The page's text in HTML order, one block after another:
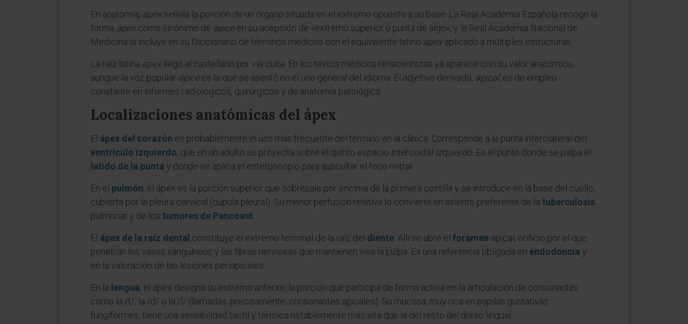
En anatomía, ápexseñala la porción de un órgano situada en el extremo opuesto a su base. La Real Academia Española recoge la
forma ápexcomo sinónimo de ápiceen su acepción de «extremo superior o punta de algo», y la Real Academia Nacional de
Medicina la incluye en su Diccionario de términos médicos con el equivalente latino apexaplicado a múltiples estructuras.
La raíz latina apexllegó al castellano por vía culta. En los textos médicos renacentistas ya aparece con su valor anatómico,
aunque la voz popular ápicees la que se asentó en el uso general del idioma. El adjetivo derivado, apical, es de empleo
constante en informes radiológicos, quirúrgicos y de anatomía patológica.
Localizaciones anatómicas del ápex
El ápex del corazón es probablemente el uso más frecuente del término en la clínica. Corresponde a la punta inferolateral del
ventrículo izquierdo, que en un adulto se proyecta sobre el quinto espacio intercostal izquierdo. Es el punto donde se palpa el
latido de la punta y donde se aplica el estetoscopio para auscultar el foco mitral.
En el pulmón, el ápex es la porción superior que sobresale por encima de la primera costilla y se introduce en la base del cuello,
cubierta por la pleura cervical (cúpula pleural). Su menor perfusión relativa lo convierte en asiento preferente de la tuberculosis
pulmonar y de los tumores de Pancoast
El ápex de la raíz dental constituye el extremo terminal de la raíz del diente . Allí se abre el foramen apical, orificio por el que
penetran los vasos sanguíneos y las fibras nerviosas que mantienen viva la pulpa. Es una referencia obligada en endodoncia y
en la valoración de las lesiones periapicales.
En la lengua, el ápex designa su extremo anterior, la porción que participa de forma activa en la articulación de consonantes
como la /t/, la /d/ o la /l/ (llamadas, precisamente, consonantes apicales). Su mucosa, muy rica en papilas gustativas
fungiformes, tiene una sensibilidad tactil y térmica notablemente más alta que la del resto del dorso lingual.